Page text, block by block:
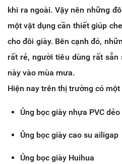
khi ra ngoài. Vậy nên những
một vật dụng cần thiết giúp
cho đôi giày. Bên cạnh đó,
rất rẻ, người tiêu dùng rất sẵn
này vào mùa mưa.
Hiện nay trên thị trường có
Ủng bọc giày nhựa PVC
Ủng bọc giày cao su ailigap
Ủng bọc giày Huihua